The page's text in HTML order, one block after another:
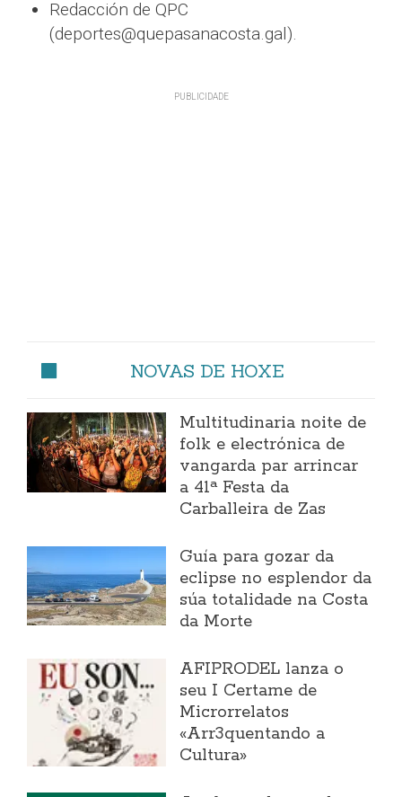
Redacción de QPC
(deportes@quepasanacosta.gal).
NOVAS DE HOXE
Multitudinaria noite de
folk e electrónica de
vangarda par arrincar
a 41ª Festa da
Carballeira de Zas
Guía para gozar da
eclipse no esplendor da
súa totalidade na Costa
da Morte
AFIPRODEL lanza o
seu I Certame de
Microrrelatos
«Arr3quentando a
Cultura»